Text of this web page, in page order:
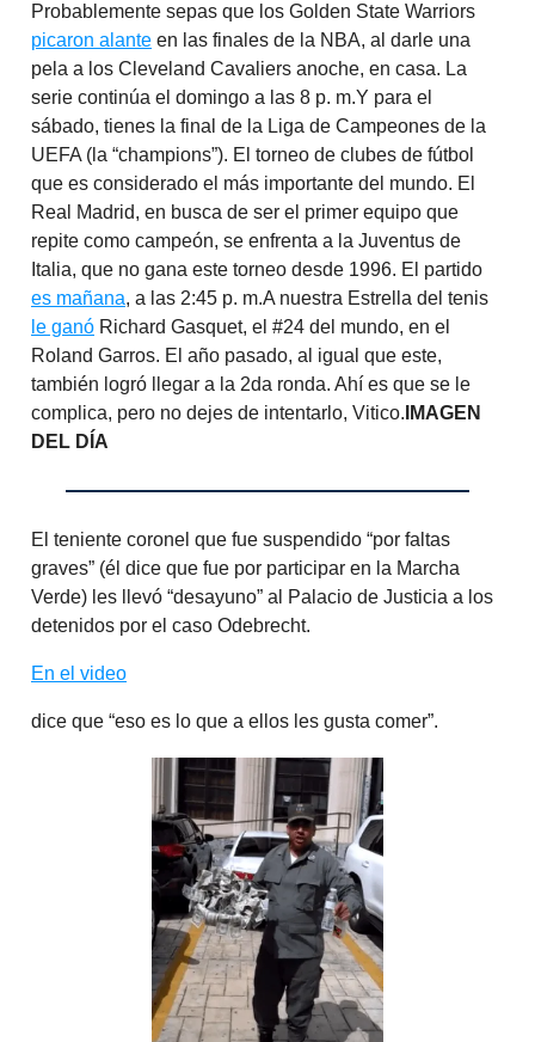
Probablemente sepas que los Golden State Warriors
picaron alante en las finales de la NBA, al darle una
pela a los Cleveland Cavaliers anoche, en casa. La
serie continúa el domingo a las 8 p. m.Y para el
sábado, tienes la final de la Liga de Campeones de la
UEFA (la “champions”). El torneo de clubes de fútbol
que es considerado el más importante del mundo. El
Real Madrid, en busca de ser el primer equipo que
repite como campeón, se enfrenta a la Juventus de
Italia, que no gana este torneo desde 1996. El partido
es mañana, a las 2:45 p. m.A nuestra Estrella del tenis
le ganó Richard Gasquet, el #24 del mundo, en el
Roland Garros. El año pasado, al igual que este,
también logró llegar a la 2da ronda. Ahí es que se le
complica, pero no dejes de intentarlo, Vitico. IMAGEN
DEL DÍA
El teniente coronel que fue suspendido “por faltas
graves” (él dice que fue por participar en la Marcha
Verde) les llevó “desayuno” al Palacio de Justicia a los
detenidos por el caso Odebrecht.
En el video
dice que “eso es lo que a ellos les gusta comer”.